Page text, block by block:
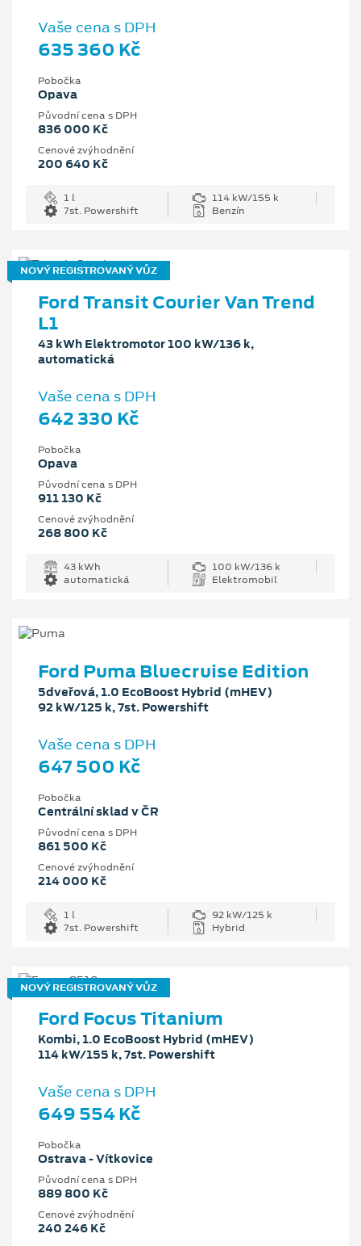
Vaše cena s DPH
635 360 Kč
Pobočka
Opava
Původní cena s DPH
836 000 Kč
Cenové zvýhodnění
200 640 Kč
1 l
114 kW/155 k
7st. Powershift
Benzín
NOVÝ REGISTROVANÝ VŮZ
Ford Transit Courier Van Trend
L1
43 kWh Elektromotor 100 kW/136 k,
automatická
Vaše cena s DPH
642 330 Kč
Pobočka
Opava
Původní cena s DPH
911 130 Kč
Cenové zvýhodnění
268 800 Kč
43 kWh
100 kW/136 k
automatická
Elektromobil
Ford Puma Bluecruise Edition
5dveřová, 1.0 EcoBoost Hybrid (mHEV)
92 kW/125 k, 7st. Powershift
Vaše cena s DPH
647 500 Kč
Pobočka
Centrální sklad v ČR
Původní cena s DPH
861 500 Kč
Cenové zvýhodnění
214 000 Kč
1 l
92 kW/125 k
7st. Powershift
Hybrid
NOVÝ REGISTROVANÝ VŮZ
Ford Focus Titanium
Kombi, 1.0 EcoBoost Hybrid (mHEV)
114 kW/155 k, 7st. Powershift
Vaše cena s DPH
649 554 Kč
Pobočka
Ostrava - Vítkovice
Původní cena s DPH
889 800 Kč
Cenové zvýhodnění
240 246 Kč